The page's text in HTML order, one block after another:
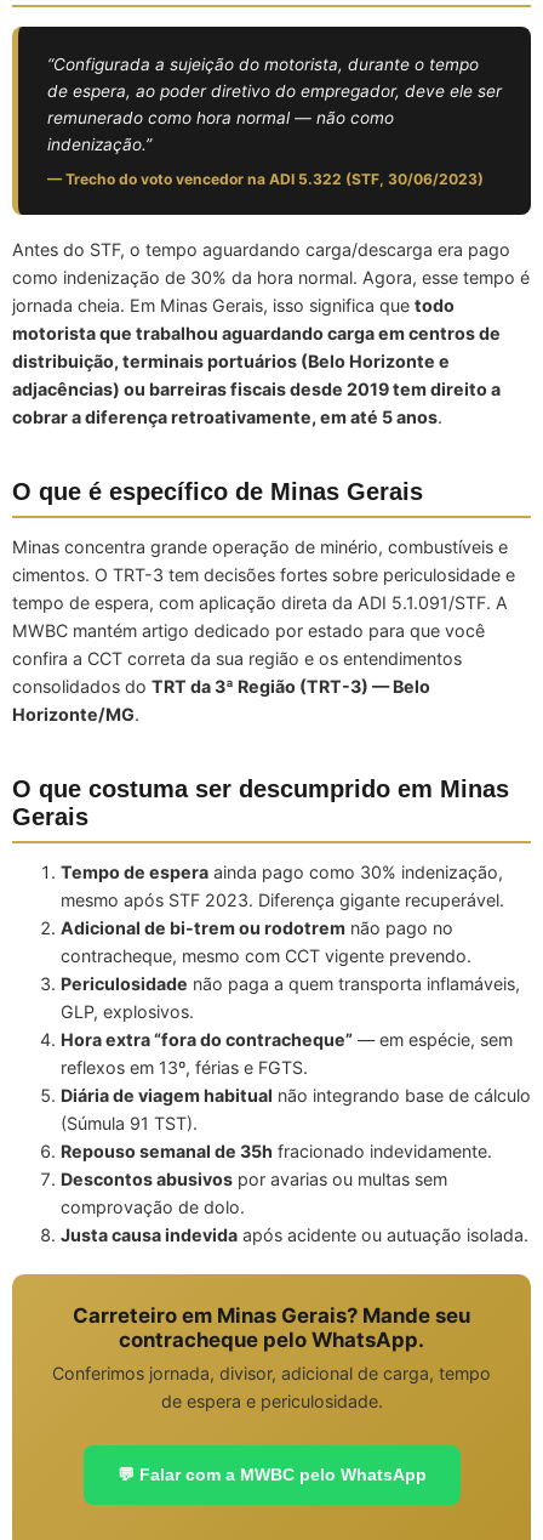
“Configurada a sujeição do motorista, durante o tempo
de espera, ao poder diretivo do empregador, deve ele ser
remunerado como hora normal — não como
indenização.”
— Trecho do voto vencedor na ADI 5.322 (STF, 30/06/2023)
Antes do STF, o tempo aguardando carga/descarga era pago
como indenização de 30% da hora normal. Agora, esse tempo é
jornada cheia. Em Minas Gerais, isso significa que todo
motorista que trabalhou aguardando carga em centros de
distribuição, terminais portuários (Belo Horizonte e
adjacências) ou barreiras fiscais desde 2019 tem direito a
cobrar a diferença retroativamente, em até 5 anos.
O que é específico de Minas Gerais
Minas concentra grande operação de minério, combustíveis e
cimentos. O TRT-3 tem decisões fortes sobre periculosidade e
tempo de espera, com aplicação direta da ADI 5.1.091/STF. A
MWBC mantém artigo dedicado por estado para que você
confira a CCT correta da sua região e os entendimentos
consolidados do TRT da 3ª Região (TRT-3) — Belo
Horizonte/MG.
O que costuma ser descumprido em Minas
Gerais
Tempo de espera ainda pago como 30% indenização,
mesmo após STF 2023. Diferença gigante recuperável.
Adicional de bi-trem ou rodotrem não pago no
contracheque, mesmo com CCT vigente prevendo.
Periculosidade não paga a quem transporta inflamáveis,
GLP, explosivos.
Hora extra “fora do contracheque” — em espécie, sem
reflexos em 13º, férias e FGTS.
Diária de viagem habitual não integrando base de cálculo
(Súmula 91 TST).
Repouso semanal de 35h fracionado indevidamente.
Descontos abusivos por avarias ou multas sem
comprovação de dolo.
Justa causa indevida após acidente ou autuação isolada.
Carreteiro em Minas Gerais? Mande seu
contracheque pelo WhatsApp.
Conferimos jornada, divisor, adicional de carga, tempo
de espera e periculosidade.
💬 Falar com a MWBC pelo WhatsApp